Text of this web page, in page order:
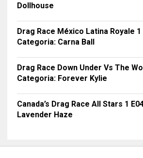
Dollhouse
Drag Race México Latina Royale 1
Categoria: Carna Ball
Drag Race Down Under Vs The
Categoria: Forever Kylie
Canada’s Drag Race All Stars 1
Lavender Haze